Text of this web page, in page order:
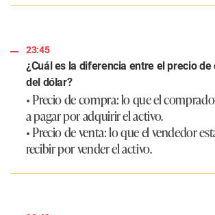
23:45
¿Cuál es la diferencia entre el precio de
del dólar?
• Precio de compra: lo que el
a pagar por adquirir el activo.
• Precio de venta: lo que el vendedor
recibir por vender el activo.